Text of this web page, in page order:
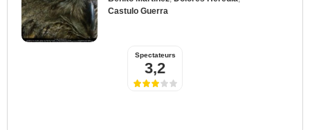
Castulo Guerra
Spectateurs
3,2